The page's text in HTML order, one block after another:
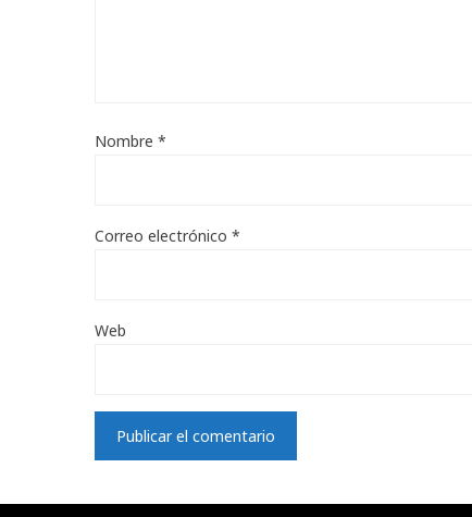
Nombre *
Correo electrónico *
Web